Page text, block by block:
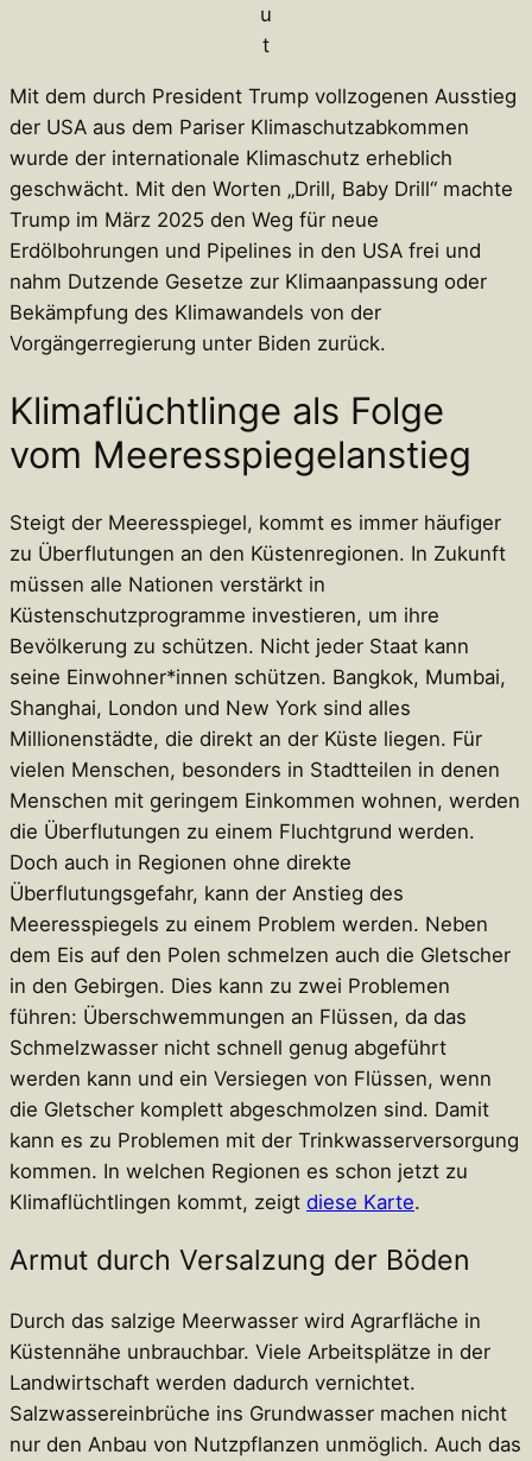
u
t
Mit dem durch President Trump vollzogenen Ausstieg
der USA aus dem Pariser Klimaschutzabkommen
wurde der internationale Klimaschutz erheblich
geschwächt. Mit den Worten „Drill, Baby Drill“ machte
Trump im März 2025 den Weg für neue
Erdölbohrungen und Pipelines in den USA frei und
nahm Dutzende Gesetze zur Klimaanpassung oder
Bekämpfung des Klimawandels von der
Vorgängerregierung unter Biden zurück.
Klimaflüchtlinge als Folge
vom Meeresspiegelanstieg
Steigt der Meeresspiegel, kommt es immer häufiger
zu Überflutungen an den Küstenregionen. In Zukunft
müssen alle Nationen verstärkt in
Küstenschutzprogramme investieren, um ihre
Bevölkerung zu schützen. Nicht jeder Staat kann
seine Einwohner*innen schützen. Bangkok, Mumbai,
Shanghai, London und New York sind alles
Millionenstädte, die direkt an der Küste liegen. Für
vielen Menschen, besonders in Stadtteilen in denen
Menschen mit geringem Einkommen wohnen, werden
die Überflutungen zu einem Fluchtgrund werden.
Doch auch in Regionen ohne direkte
Überflutungsgefahr, kann der Anstieg des
Meeresspiegels zu einem Problem werden. Neben
dem Eis auf den Polen schmelzen auch die Gletscher
in den Gebirgen. Dies kann zu zwei Problemen
führen: Überschwemmungen an Flüssen, da das
Schmelzwasser nicht schnell genug abgeführt
werden kann und ein Versiegen von Flüssen, wenn
die Gletscher komplett abgeschmolzen sind. Damit
kann es zu Problemen mit der Trinkwasserversorgung
kommen. In welchen Regionen es schon jetzt zu
Klimaflüchtlingen kommt, zeigt diese Karte.
Armut durch Versalzung der Böden
Durch das salzige Meerwasser wird Agrarfläche in
Küstennähe unbrauchbar. Viele Arbeitsplätze in der
Landwirtschaft werden dadurch vernichtet.
Salzwassereinbrüche ins Grundwasser machen nicht
nur den Anbau von Nutzpflanzen unmöglich. Auch das